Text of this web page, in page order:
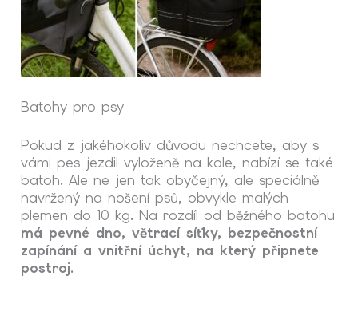
Batohy pro psy
Pokud z jakéhokoliv důvodu nechcete, aby s
vámi pes jezdil vyloženě na kole, nabízí se také
batoh. Ale ne jen tak obyčejný, ale speciálně
navržený na nošení psů, obvykle malých
plemen do 10 kg. Na rozdíl od běžného batohu
má pevné dno, větrací síťky, bezpečnostní
zapínání a vnitřní úchyt, na který připnete
postroj.